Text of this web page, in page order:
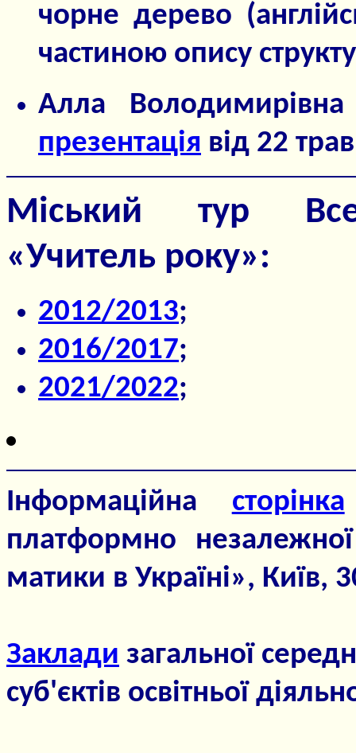
чорне дерево
частиною опису
Алла
презентація від 22
Міський тур
«Учитель року»:
2012/2013;
2016/2017;
2021/2022;
Інформаційна сторінка
платформно
матики в Україні», Київ,
Заклади загальної
суб'єктів освітньої